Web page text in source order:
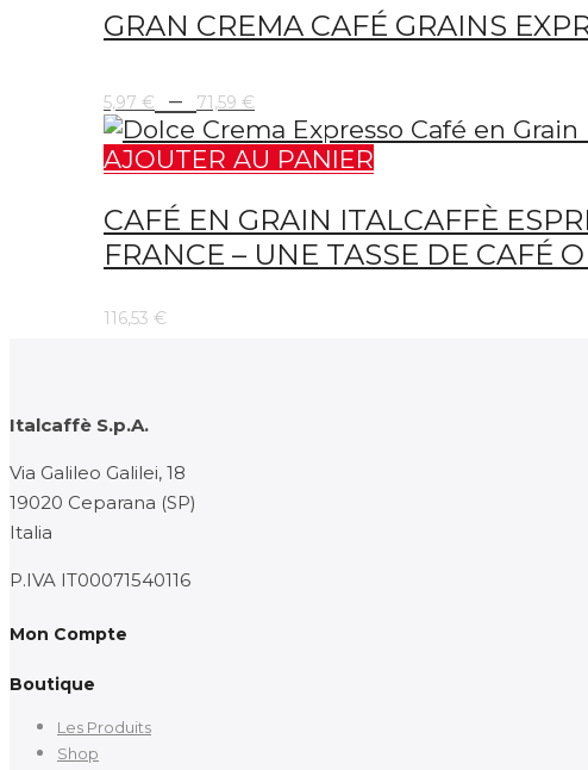
à
GRAN CREMA CAFÉ GRAINS
5,97 € – 71,59 €
de
prix :
à
71,59 €
AJOUTER AU PANIER
CAFÉ EN GRAIN ITALCAFFÈ
FRANCE – UNE TASSE DE CAFÉ
116,53 €
Italcaffè S.p.A.
Via Galileo Galilei, 18
19020 Ceparana (SP)
Italia
P.IVA IT00071540116
Mon Compte
Boutique
Les Produits
Shop